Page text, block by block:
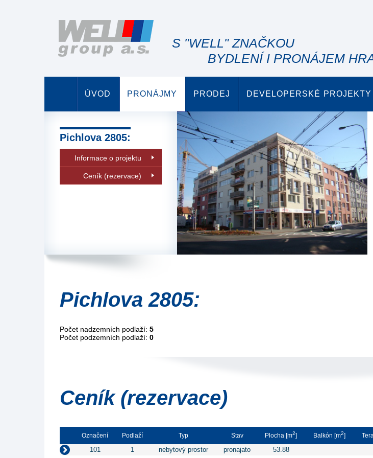
S "WELL" ZNAČKOU
BYDLENÍ I PRONÁJEM
ÚVOD PRONÁJMY PRODEJ DEVELOPERSKÉ PROJEKTY
Pichlova 2805:
Informace o projektu
Ceník (rezervace)
Pichlova 2805:
Počet nadzemních podlaží: 5
Počet podzemních podlaží: 0
Ceník (rezervace)
Označení Podlaží Typ Stav Plocha [m2] Balkón [m2]
101 1 nebytový prostor pronajato 53.88